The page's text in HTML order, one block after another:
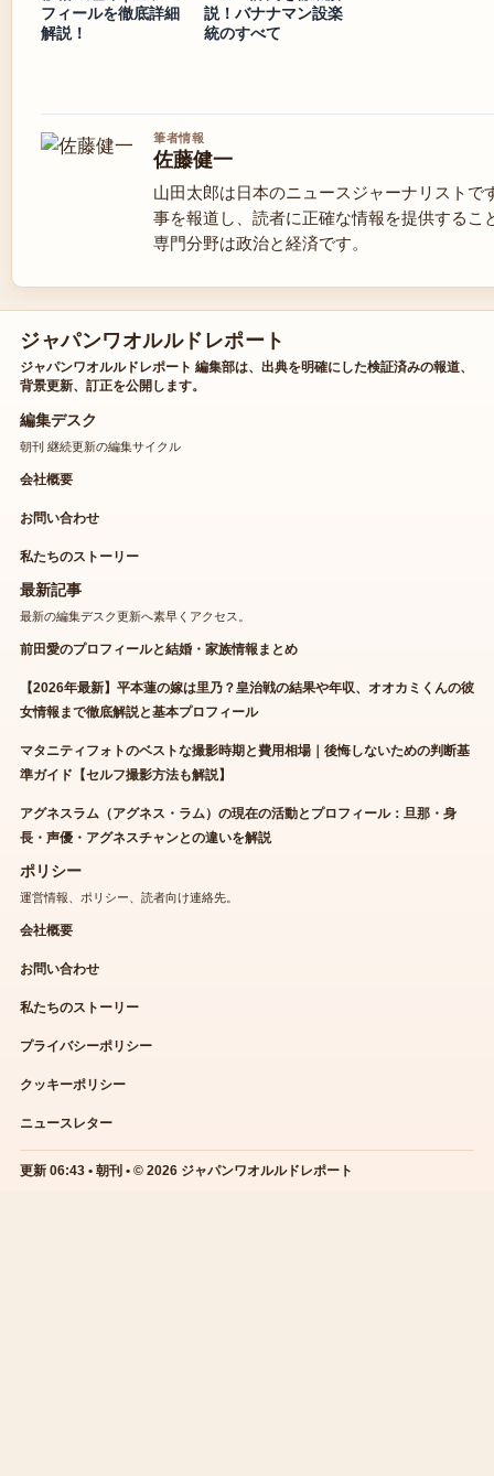
フィールを徹底詳細
解説！
説！バナナマン設楽
統のすべて
筆者情報
佐藤健一
山田太郎は日本のニュースジャーナリストで
事を報道し、読者に正確な情報を提供するこ
専門分野は政治と経済です。
ジャパンワオルルドレポート
ジャパンワオルルドレポート 編集部は、出典を明確にした検証済みの報道、
背景更新、訂正を公開します。
編集デスク
朝刊 継続更新の編集サイクル
会社概要
お問い合わせ
私たちのストーリー
最新記事
最新の編集デスク更新へ素早くアクセス。
前田愛のプロフィールと結婚・家族情報まとめ
【2026年最新】平本蓮の嫁は里乃？皇治戦の結果や年収、オオカミくんの彼
女情報まで徹底解説と基本プロフィール
マタニティフォトのベストな撮影時期と費用相場｜後悔しないための判断基
準ガイド【セルフ撮影方法も解説】
アグネスラム（アグネス・ラム）の現在の活動とプロフィール：旦那・身
長・声優・アグネスチャンとの違いを解説
ポリシー
運営情報、ポリシー、読者向け連絡先。
会社概要
お問い合わせ
私たちのストーリー
プライバシーポリシー
クッキーポリシー
ニュースレター
更新 06:43 • 朝刊 • © 2026 ジャパンワオルルドレポート